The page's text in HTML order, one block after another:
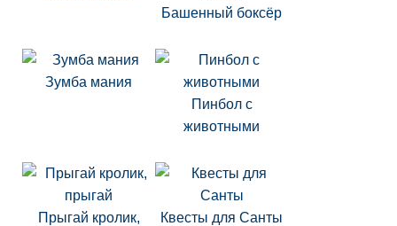
Башенный боксёр
Зумба мания
Пинбол с
животными
Прыгай кролик,
Квесты для Санты